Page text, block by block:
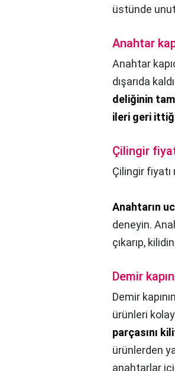
üstünde
Anahtar
Anahtar
dışarıda
deliğinin
ileri geri
Çilingir
Çilingir fiyatı
Anahtarın
deneyin.
çıkarıp,
Demir
Demir
ürünleri
parçasını
ürünlerden
anahtarlar